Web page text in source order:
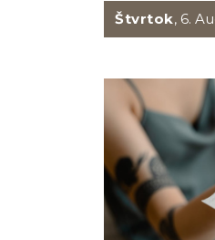
Štvrtok, 6.